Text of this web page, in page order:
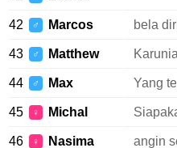
42 ♂ Marcos bela
43 ♂ Matthew
44 ♂ Max Yang
45 ♀ Michal
46 ♀ Nasima angin